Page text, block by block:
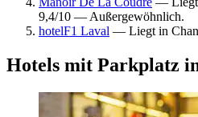
9,4/10 — Außergewöhnlich.
hotelF1 Laval — Liegt in
Hotels mit Parkplatz